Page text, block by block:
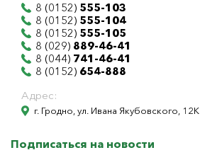
8 (0152) 555-103
8 (0152) 555-104
8 (0152) 555-105
8 (029) 889-46-41
8 (044) 741-46-41
8 (0152) 654-888
Адрес:
г. Гродно, ул. Ивана Якубовского, 12К
Подписаться на новости